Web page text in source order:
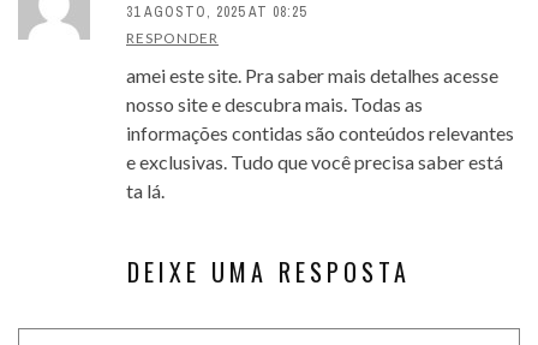
31 AGOSTO, 2025 AT 08:25
RESPONDER
amei este site. Pra saber mais detalhes acesse
nosso site e descubra mais. Todas as
informações contidas são conteúdos relevantes
e exclusivas. Tudo que você precisa saber está
ta lá.
DEIXE UMA RESPOSTA